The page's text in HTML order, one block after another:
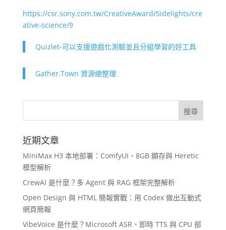
https://csr.sony.com.tw/CreativeAward/Sidelights/cre
ative-science/9
Quizlet-可以支援遊戲化測驗並且分組學習的好工具
Gather.Town 資源總整理
近期文章
MiniMax H3 本地部署：ComfyUI、8GB 顯存與 Heretic
模型解析
CrewAI 是什麼？多 Agent 與 RAG 框架完整解析
Open Design 與 HTML 簡報實戰：用 Codex 做出互動式
網頁簡報
VibeVoice 是什麼？Microsoft ASR、即時 TTS 與 CPU 部